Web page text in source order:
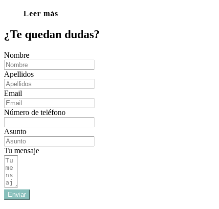
Leer más
¿Te quedan dudas?
Nombre
Apellidos
Email
Número de teléfono
Asunto
Tu mensaje
Enviar